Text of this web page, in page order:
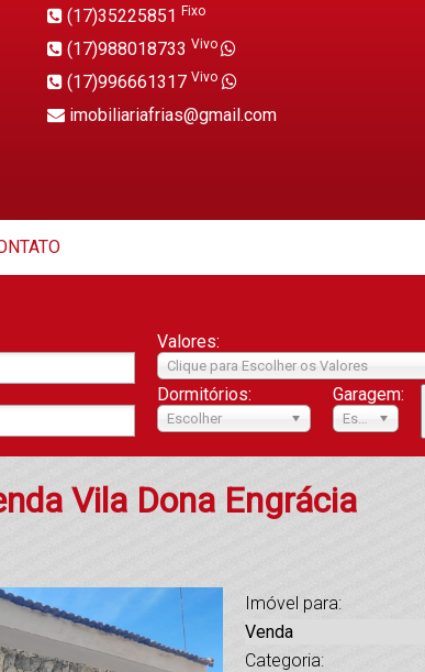
(17)35225851 Fixo
(17)988018733 Vivo
(17)996661317 Vivo
imobiliariafrias@gmail.com
Valores:
Clique para Escolher os Valores
Dormitórios:
Escolher
Garagem:
Escolher
Vila Dona Engrácia
Imóvel para:
Venda
Categoria: